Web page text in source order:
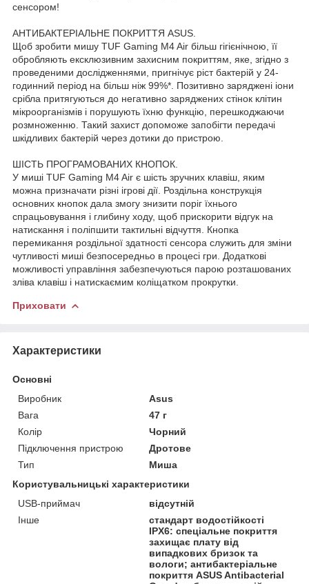
сенсором!
АНТИБАКТЕРІАЛЬНЕ ПОКРИТТЯ ASUS.
Щоб зробити мишу TUF Gaming M4 Air більш гігієнічною, її
обробляють ексклюзивним захисним покриттям, яке, згідно з
проведеними дослідженнями, пригнічує ріст бактерій у 24-
годинний період на більш ніж 99%*. Позитивно заряджені іони
срібла притягуються до негативно заряджених стінок клітин
мікроорганізмів і порушують їхню функцію, перешкоджаючи
розмноженню. Такий захист допоможе запобігти передачі
шкідливих бактерій через дотики до пристрою.
ШІСТЬ ПРОГРАМОВАНИХ КНОПОК.
У миші TUF Gaming M4 Air є шість зручних клавіш, яким
можна призначати різні ігрові дії. Роздільна конструкція
основних кнопок дала змогу знизити поріг їхнього
спрацьовування і глибину ходу, щоб прискорити відгук на
натискання і поліпшити тактильні відчуття. Кнопка
перемикання роздільної здатності сенсора служить для зміни
чутливості миші безпосередньо в процесі гри. Додаткові
можливості управління забезпечуються парою розташованих
зліва клавіш і натискаємим коліщатком прокрутки.
Приховати
Характеристики
Основні
Виробник
Asus
Вага
47 г
Колір
Чорний
Підключення пристрою
Дротове
Тип
Миша
Користувальницькі характеристики
USB-приймач
відсутній
Інше
cтандарт водостійкості
IPX6: спеціальне покриття
захищає плату від
випадкових бризок та
вологи; антибактеріальне
покриття ASUS Antibacterial